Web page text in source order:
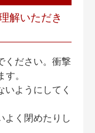
解いただき
ください。衝撃
。
ようにしてく
よく閉めたりし